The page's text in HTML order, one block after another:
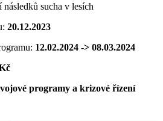
sucha v lesích
20.12.2023
12.02.2024 -> 08.03.2024
programy a krizové řízení